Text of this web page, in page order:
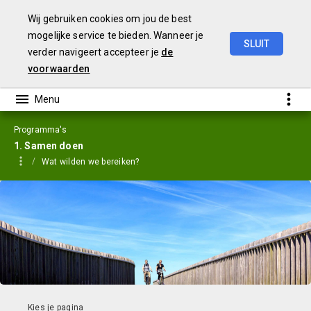
Wij gebruiken cookies om jou de best
mogelijke service te bieden. Wanneer je
verder navigeert accepteer je de
voorwaarden
SLUIT
Programma's
1. Samen doen
Wat wilden we bereiken?